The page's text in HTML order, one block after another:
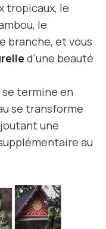
tropicaux, le
le
branche, et vous
d'une beauté
se termine en
se transforme
une
au